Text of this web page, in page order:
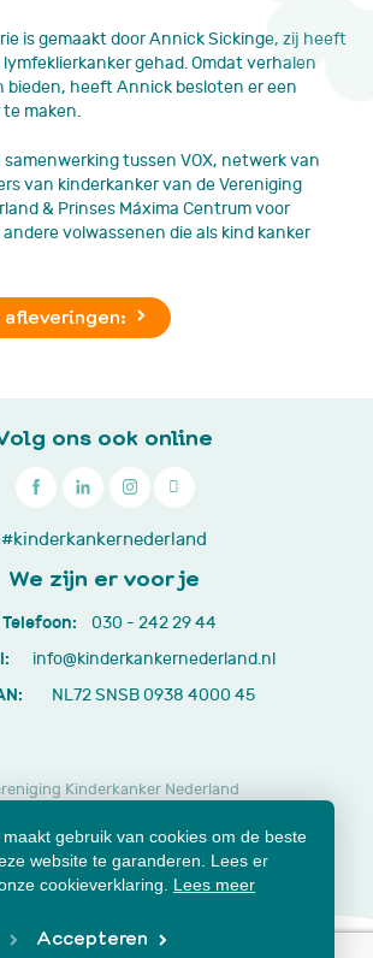
gebruik van cookies om de beste
website te garanderen. Lees er
cookieverklaring. Lees meer
Accepteren
is gemaakt door Annick Sickinge, zij heeft
gehad. Omdat verhalen
bieden, heeft Annick besloten er een
maken.
samenwerking tussen VOX, netwerk van
van kinderkanker van de Vereniging
& Prinses Máxima Centrum voor
volwassenen die als kind kanker
afleveringen:
ons ook online

242
29
44
#kinderkankernederland
We zijn er voor je
Telefoon:
030 - 242 29 44
info@kinderkankernederland.nl
NL72 SNSB 0938 4000 45
Kinderkanker Nederland
Jaarverslagen en documenten
Klachtenformulier
voor beter.